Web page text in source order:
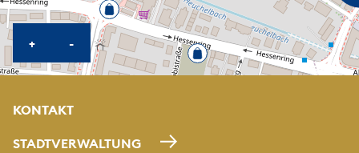
+KARTE HEREINZOOMEN
-KARTE HERAUSZOOMEN
KONTAKT
STADTVERWALTUNG